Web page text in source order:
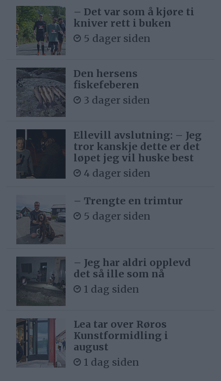
– Det var som å kjøre ti
kniver rett i buken
5 dager siden
Den hersens
fiskefeberen
3 dager siden
Ellevill avslutning: – Jeg
tror kanskje dette er det
løpet jeg vil huske best
4 dager siden
– Trengte en trimtur
5 dager siden
– Jeg har aldri opplevd
det så ille som nå
1 dag siden
Lea tar over Røros
Kunstformidling i
august
1 dag siden